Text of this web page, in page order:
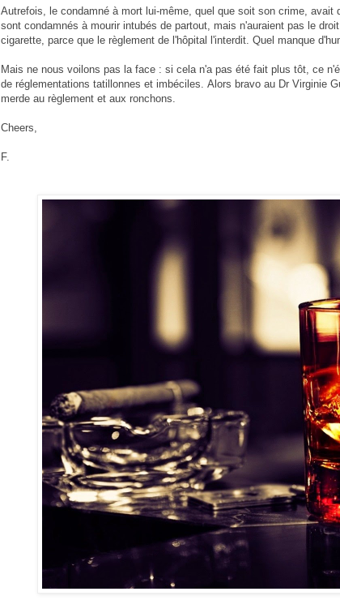
Autrefois, le condamné à mort lui-même, quel que soit son crime, avait
sont condamnés à mourir intubés de partout, mais n'auraient pas le
cigarette, parce que le règlement de l'hôpital l'interdit. Quel manque
Mais ne nous voilons pas la face : si cela n'a pas été fait plus tôt, ce
de réglementations tatillonnes et imbéciles . Alors bravo au Dr Virginie
merde au règlement et aux ronchons.
Cheers,
F.